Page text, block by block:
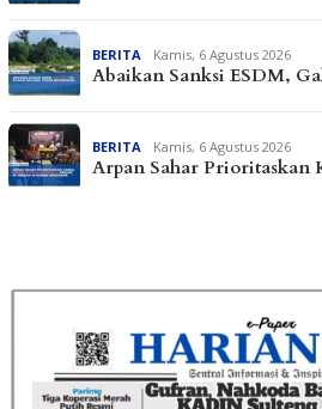
BERITA Kamis, 6 Agustus 2026
Abaikan Sanksi ESDM,
BERITA Kamis, 6 Agustus 2026
Arpan Sahar Prioritaskan